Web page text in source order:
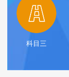
科目三